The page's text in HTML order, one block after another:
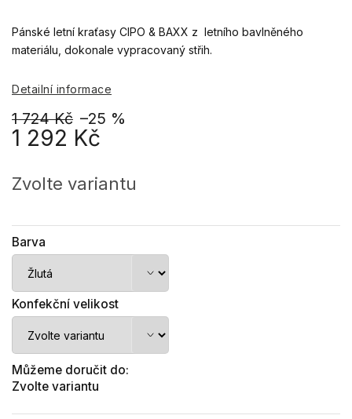
1 724 Kč –25 %
1 292 Kč
cena:
Zvolte variantu
Barva
Konfekční velikost
Můžeme doručit do:
Zvolte variantu
Pánské letní kraťasy CIPO & BAXX z letního bavlněného
materiálu, dokonale vypracovaný střih.
Detailní informace